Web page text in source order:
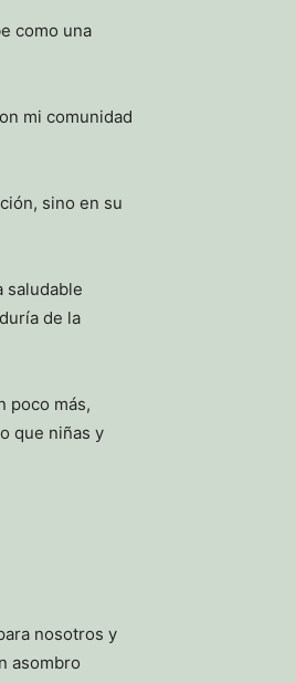
como una
mi comunidad
sino en su
saludable
de la
poco más,
que niñas y
nosotros y
asombro